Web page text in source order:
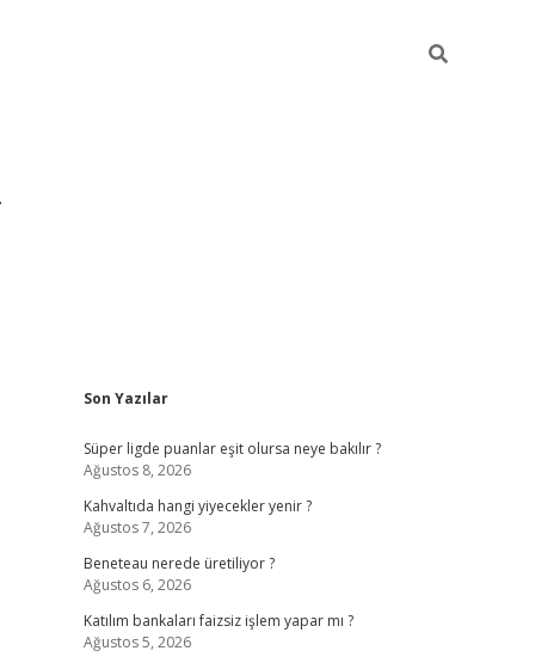
Sidebar
Son Yazılar
Süper ligde puanlar eşit olursa neye bakılır ?
Ağustos 8, 2026
Kahvaltıda hangi yiyecekler yenir ?
Ağustos 7, 2026
Beneteau nerede üretiliyor ?
Ağustos 6, 2026
Katılım bankaları faizsiz işlem yapar mı ?
Ağustos 5, 2026
https://hiltonbet-giris.com/